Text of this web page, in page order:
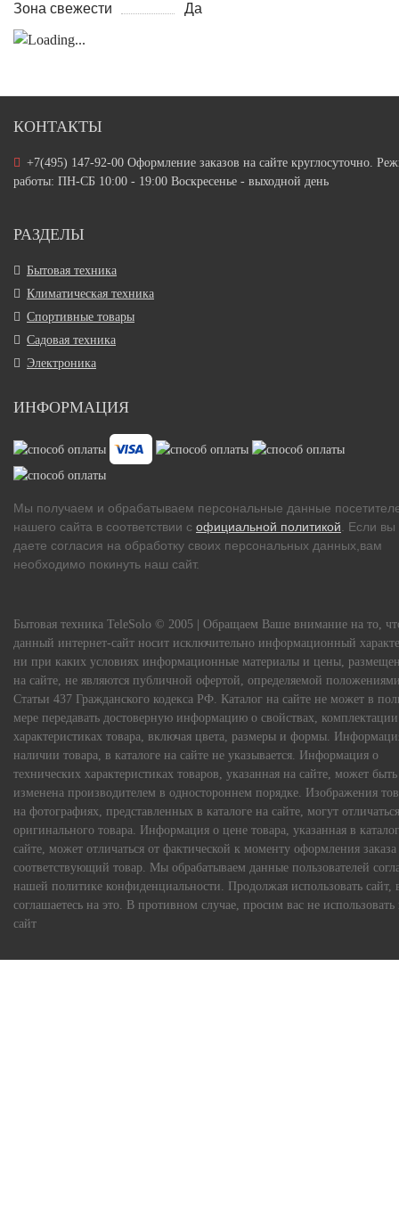
Зона свежести
Да
КОНТАКТЫ
+7(495) 147-92-00 Оформление заказов на сайте круглосуточно.
работы: ПН-СБ 10:00 - 19:00 Воскресенье - выходной день
РАЗДЕЛЫ
Бытовая техника
Климатическая техника
Спортивные товары
Садовая техника
Электроника
ИНФОРМАЦИЯ
Мы получаем и обрабатываем персональные данные
нашего сайта в соответствии с официальной политикой . Если
даете согласия на обработку своих персональных данных,вам
необходимо покинуть наш сайт.
Бытовая техника TeleSolo © 2005 | Обращаем Ваше внимание на то,
данный интернет-сайт носит исключительно информационный
ни при каких условиях информационные материалы и цены,
на сайте, не являются публичной офертой, определяемой
Статьи 437 Гражданского кодекса РФ. Каталог на сайте не может в
мере передавать достоверную информацию о свойствах,
характеристиках товара, включая цвета, размеры и формы.
наличии товара, в каталоге на сайте не указывается. Информация о
технических характеристиках товаров, указанная на сайте, может быть
изменена производителем в одностороннем порядке. Изображения
на фотографиях, представленных в каталоге на сайте, могут
оригинального товара. Информация о цене товара, указанная в
сайте, может отличаться от фактической к моменту оформления заказа
соответствующий товар. Мы обрабатываем данные пользователей
нашей политике конфиденциальности. Продолжая использовать сайт,
соглашаетесь на это. В противном случае, просим вас не
сайт